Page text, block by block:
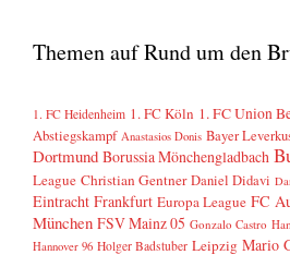
Themen auf Rund um den
1. FC Heidenheim 1. FC Köln 1. FC Union
Abstiegskampf Anastasios Donis Bayer
Dortmund Borussia Mönchengladbach
League Christian Gentner Daniel Didavi
Eintracht Frankfurt Europa League FC
München FSV Mainz 05 Gonzalo Castro
Hannover 96 Holger Badstuber Leipzig Mario